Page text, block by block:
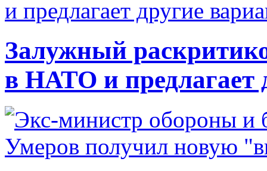
Залужный
в НАТО и предлагает